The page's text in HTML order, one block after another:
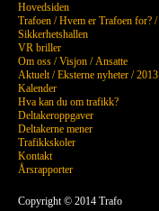
Hovedsiden
Trafoen /Hvem er Trafoen for? /
Sikkerhetshallen
VR briller
Om oss /Visjon /Ansatte
Aktuelt/Eksterne nyheter /2013
Kalender
Hva kan du om trafikk?
Deltakeroppgaver
Deltakerne mener
Trafikkskoler
Kontakt
Årsrapporter
Copyright © 2014 Trafo